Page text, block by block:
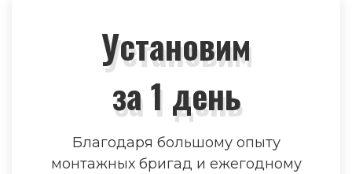
Установим
за 1 день
Благодаря большому опыту
монтажных бригад и ежегодному